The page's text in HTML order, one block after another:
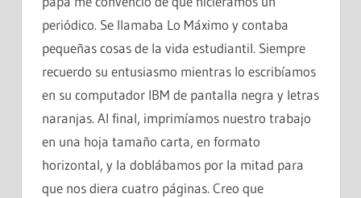
periódico. Se llamaba Lo Máximo y contaba
pequeñas cosas de la vida estudiantil. Siempre
recuerdo su entusiasmo mientras lo escribíamos
en su computador IBM de pantalla negra y letras
naranjas. Al final, imprimíamos nuestro trabajo
en una hoja tamaño carta, en formato
horizontal, y la doblábamos por la mitad para
que nos diera cuatro páginas. Creo que